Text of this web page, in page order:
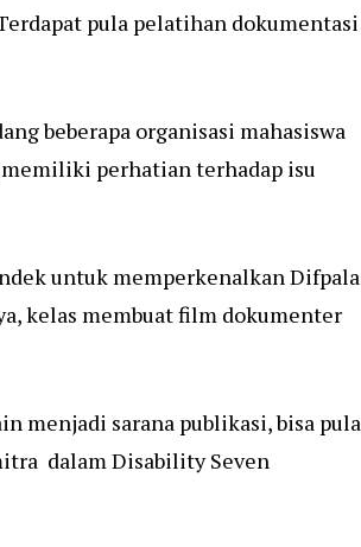
pula pelatihan dokumentasi
beberapa organisasi mahasiswa
memiliki perhatian terhadap isu
untuk memperkenalkan Difpala
kelas membuat film dokumenter
menjadi sarana publikasi, bisa pula
dalam Disability Seven